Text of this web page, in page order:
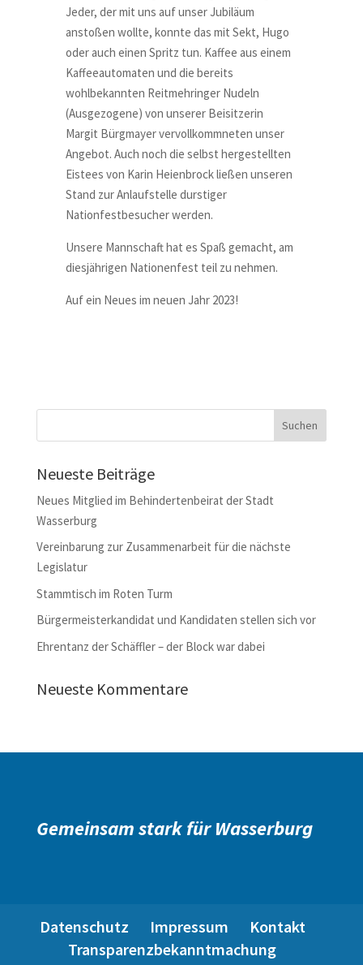
Jeder, der mit uns auf unser Jubiläum
anstoßen wollte, konnte das mit Sekt, Hugo
oder auch einen Spritz tun. Kaffee aus einem
Kaffeeautomaten und die bereits
wohlbekannten Reitmehringer Nudeln
(Ausgezogene) von unserer Beisitzerin
Margit Bürgmayer vervollkommneten unser
Angebot. Auch noch die selbst hergestellten
Eistees von Karin Heienbrock ließen unseren
Stand zur Anlaufstelle durstiger
Nationfestbesucher werden.
Unsere Mannschaft hat es Spaß gemacht, am
diesjährigen Nationenfest teil zu nehmen.
Auf ein Neues im neuen Jahr 2023!
Neueste Beiträge
Neues Mitglied im Behindertenbeirat der Stadt
Wasserburg
Vereinbarung zur Zusammenarbeit für die nächste
Legislatur
Stammtisch im Roten Turm
Bürgermeisterkandidat und Kandidaten stellen sich vor
Ehrentanz der Schäffler – der Block war dabei
Neueste Kommentare
Gemeinsam stark für Wasserburg
Datenschutz Impressum
Kontakt
Transparenzbekanntmachung